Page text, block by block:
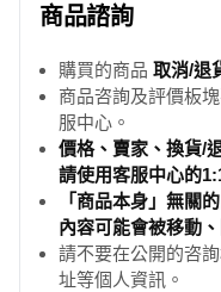
商品諮詢
購買的商品 取消/退
商品咨詢及評價板
服中心。
價格、賣家、換貨/
請使用客服中心的
「商品本身」無關
內容可能會被移動
請不要在公開的咨
址等個人資訊。